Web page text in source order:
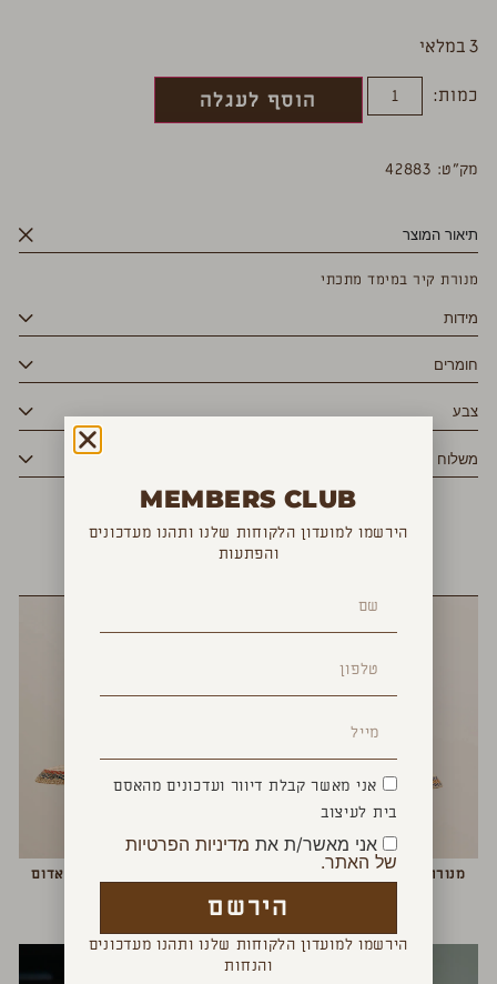
3 במלאי
כמות:
הוסף לעגלה
מק”ט: 42883
תיאור המוצר
מנורת קיר במימד מתכתי
מידות
חומרים
צבע
משלוח
מנורה תלויה סמואה צהוב כחול מנורה תלויה סמואה כחול אדום
MEMBERS CLUB
הירשמו למועדון הלקוחות שלנו ותהנו מעדכונים
והפתעות
אני מאשר קבלת דיוור ועדכונים מהאסם
בית לעיצוב
אני מאשר/ת את מדיניות הפרטיות
של האתר.
הירשם
הירשמו למועדון הלקוחות שלנו ותהנו מעדכונים
והנחות